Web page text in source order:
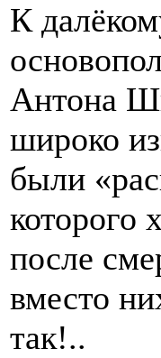
К
Антона
широко
были
которого
после
вместо
так!..